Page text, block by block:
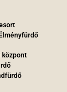
központ